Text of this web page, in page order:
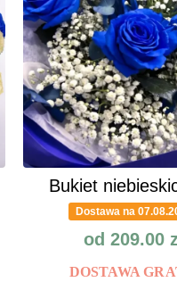
Bukiet
Dostawa na
od 209.00
DOSTAWA